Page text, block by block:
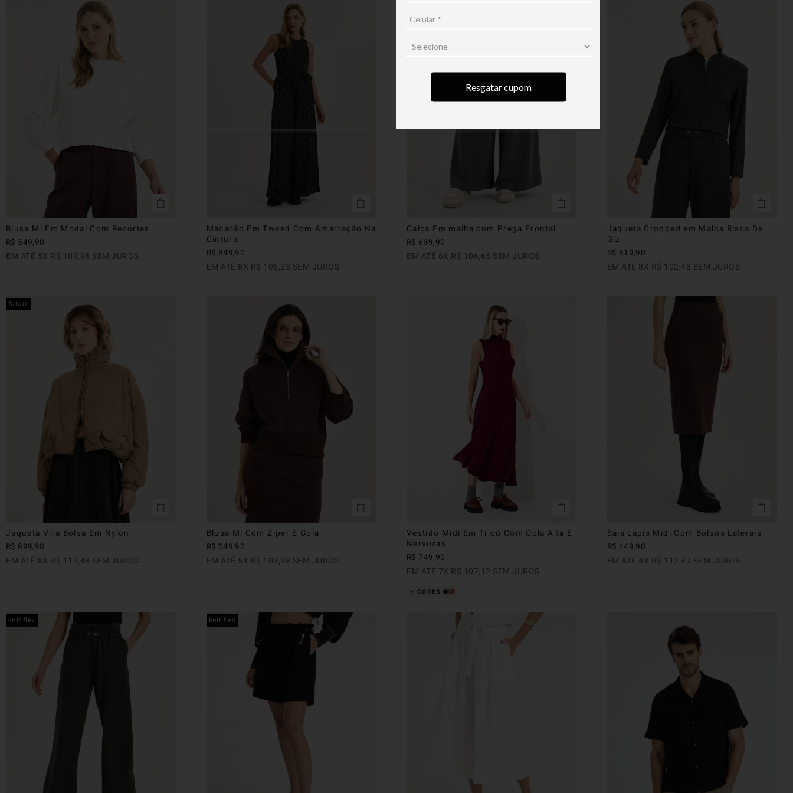
Resgatar cupom
Blusa Ml Em Modal Com Recortes
R$ 549,90
EM ATÉ 5X R$ 109,98 SEM JUROS
Macacão Em Tweed Com Amarração Na
Cintura
R$ 849,90
EM ATÉ 8X R$ 106,23 SEM JUROS
Calça Em malha com Prega Frontal
R$ 639,90
EM ATÉ 6X R$ 106,65 SEM JUROS
Jaqueta Cropped em Malha Risca De
Giz
R$ 819,90
EM ATÉ 8X R$ 102,48 SEM JUROS
future
Jaqueta Vira Bolsa Em Nylon
R$ 899,90
EM ATÉ 8X R$ 112,48 SEM JUROS
Blusa Ml Com Ziper E Gola
R$ 549,90
EM ATÉ 5X R$ 109,98 SEM JUROS
Vestido Midi Em Tricô Com Gola Alta E
Nervuras
R$ 749,90
EM ATÉ 7X R$ 107,12 SEM JUROS
Saia Lápis Midi Com Bolsos Laterais
R$ 449,90
EM ATÉ 4X R$ 112,47 SEM JUROS
knit flex knit flex